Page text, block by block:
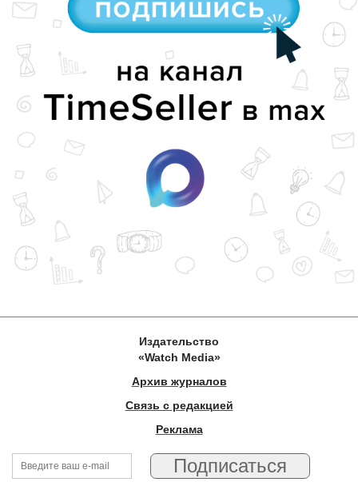
Издательство
«Watch Media»
Архив журналов
Связь с редакцией
Реклама